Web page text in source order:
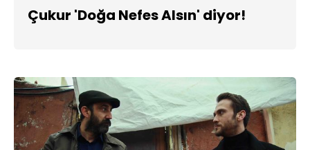
Çukur 'Doğa Nefes Alsın' diyor!